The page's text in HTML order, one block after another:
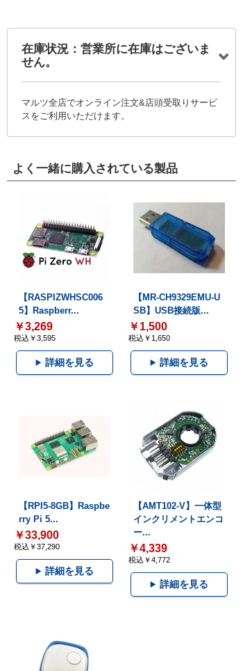
在庫状況：営業所に在庫はございま
せん。
マルツ全店でオンライン注文&店頭受取りサービ
スをご利用いただけます。
よく一緒に購入されている製品
【RASPIZWHSC006
5】Raspberr...
￥3,269
税込￥3,595
詳細を見る
【MR-CH9329EMU-U
SB】USB接続版...
￥1,500
税込￥1,650
詳細を見る
【RPI5-8GB】Raspbe
rry Pi 5...
￥33,900
税込￥37,290
詳細を見る
【AMT102-V】一体型
インクリメントエンコ
ー...
￥4,339
税込￥4,772
詳細を見る